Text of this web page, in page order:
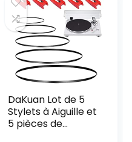
DaKuan Lot de 5
Stylets à Aiguille et
5 pièces de